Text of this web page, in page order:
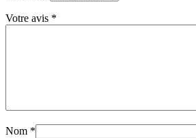
Votre avis *
Nom *